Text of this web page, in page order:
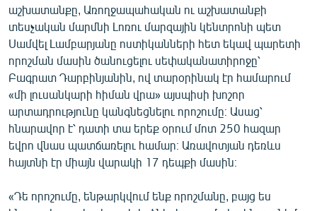
աշխատանքը, Առողջապահական ու աշխատանքի
տեսչական մարմնի Լոռու մարզային կենտրոնի պետ
Սամվել Լամբարյանը ոստիկանների հետ եկավ պարետի
որոշման մասին ծանուցելու սեփականատիրոջը՝
Բագրատ Դարբինյանին, ով տարօրինակ էր համարում
«մի լուսանկարի հիման վրա» այսպիսի խոշոր
արտադրությունը կանգնեցնելու որոշումը։ Ասաց՝
հնարավոր է՝ դատի տա երեք օրում մոտ 250 հազար
եվրո վնաս պատճառելու համար։ Առավոտյան դեռևս
հայտնի էր միայն վարակի 17 դեպքի մասին։
«Դե որոշումը, ենթարկվում ենք որոշմանը, բայց ես